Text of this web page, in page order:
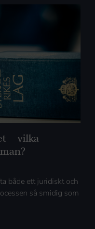
– vilka
både ett juridiskt och
så smidig som